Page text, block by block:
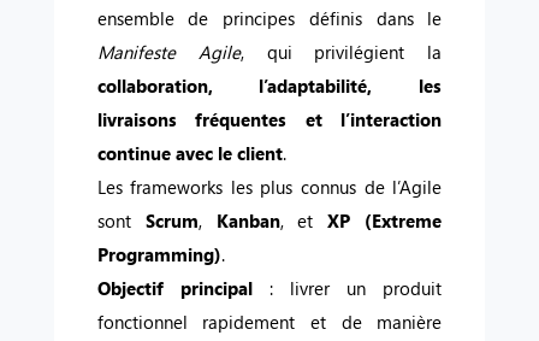
ensemble de principes définis dans le
Manifeste Agile, qui privilégient la
collaboration, l’adaptabilité, les
livraisons fréquentes et l’interaction
continue avec le client.
Les frameworks les plus connus de l’Agile
sont Scrum, Kanban, etXP (Extreme
Programming).
Objectif principal: livrer un produit
fonctionnel rapidement et de manière